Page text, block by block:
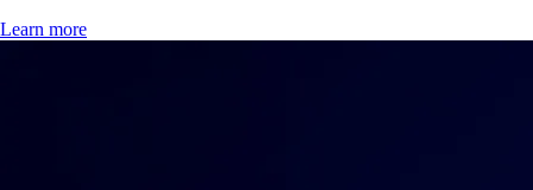
Learn more